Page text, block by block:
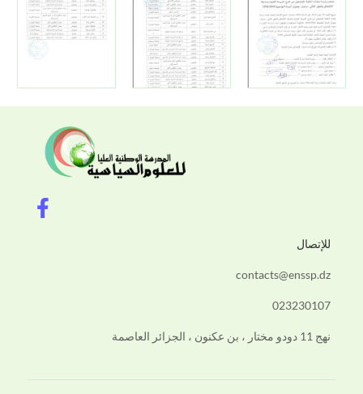
F
a
f
للإتصال
contacts@enssp.dz
023230107
نهج 11 دودو مختار ، بن عكنون ، الجزائر العاصمة